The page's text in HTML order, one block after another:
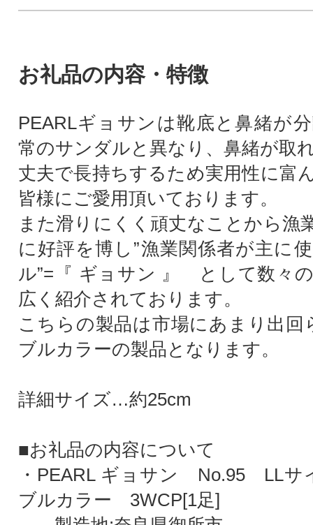
お礼品の内容・特徴
PEARLギョサンは靴底と鼻緒が
常のサンダルと異なり、鼻緒が取
丈夫で長持ちするため実用性に富
皆様にご愛用頂いております。
また滑りにくく頑丈なことから漁
に好評を博し”漁業関係者が主に
ル”=『 ギョサン 』 として数々
広く紹介されております。
こちらの製品は市場にあまり出回
ブルカラーの製品となります。
詳細サイズ…約25cm
■お礼品の内容について
・PEARL ギョサン No.95 LL
ブルカラー 3WCP[1足]